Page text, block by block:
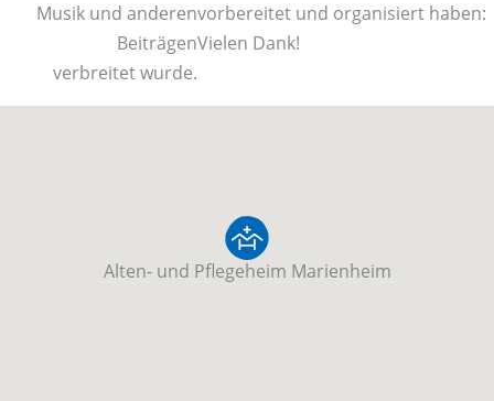
Musik und anderen
Beiträgen
verbreitet wurde.
vorbereitet und organisiert haben:
Vielen Dank!
Alten- und Pflegeheim Marienheim